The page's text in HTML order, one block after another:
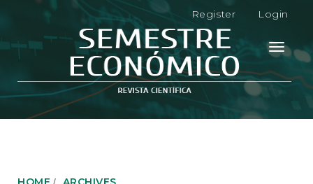
g
Register Login
Toggle